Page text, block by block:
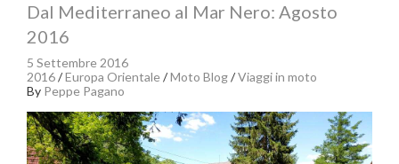
Dal Mediterraneo al Mar Nero: Agosto
2016
5 Settembre 2016
2016/Europa Orientale/Moto Blog/Viaggi in moto
By Peppe Pagano